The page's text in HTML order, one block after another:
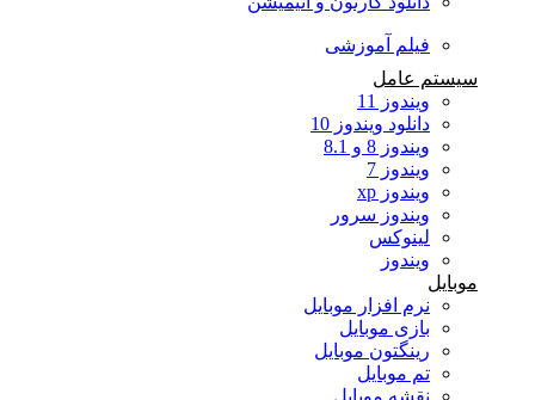
فیلم آموزشی
سیستم عامل
ویندوز 11
دانلود ویندوز 10
ویندوز 8 و 8.1
ویندوز 7
ویندوز xp
ویندوز سرور
لینوکس
ویندوز
نرم افزار موبایل
بازی موبایل
رینگتون موبایل
تم موبایل
نقشه موبایل